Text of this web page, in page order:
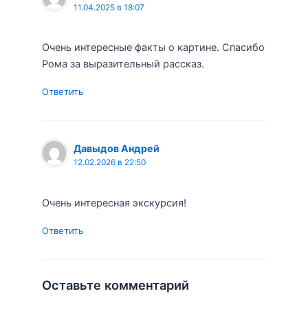
11.04.2025 в 18:07
Очень интересные факты о картине. Спасибо
Рома за выразительный рассказ.
Ответить
Давыдов Андрей
12.02.2026 в 22:50
Очень интересная экскурсия!
Ответить
Оставьте комментарий